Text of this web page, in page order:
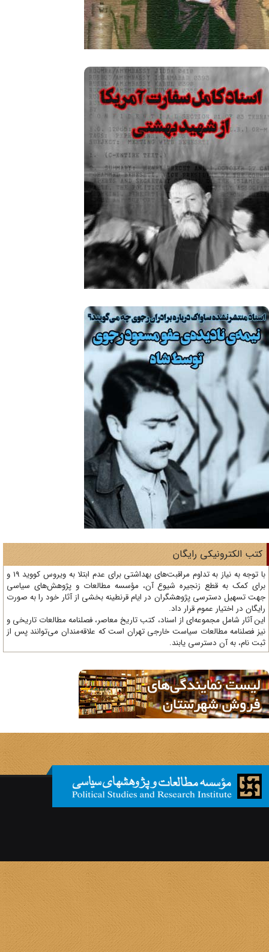
الکترونیکی رایگان
با توجه به نیاز به تداوم مراقبت‌های بهداشتی برای عدم ابتلا به ویروس کووید 19 و
کمک به قطع زنجیره شیوع آن، مؤسسه مطالعات و پژوهش‌های سیاسی
تسهیل دسترسی پژوهشگران در ایام قرنطینه بخشی از آثار خود را به صورت
در اختیار عموم قرار داد.
آثار شامل مجموعه‌ای از اسناد، کتب تاریخ معاصر، فصلنامه‌ مطالعات تاریخی و
فصلنامه مطالعات سیاست خارجی تهران است که علاقه‌مندان می‌توانند پس از
نام، به آن دسترسی یابند.